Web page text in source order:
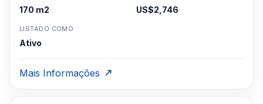
170 m2 US$2,746
LISTADO COMO
Ativo
Mais Informações